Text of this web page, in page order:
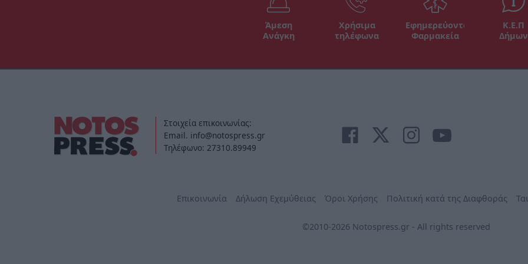
Άμεση
Ανάγκη
Χρήσιμα
τηλέφωνα
Εφημερεύοντα
Φαρμακεία
Κ.Ε.Π
Δήμων
Στοιχεία επικοινωνίας:
Email. info@notospress.gr
Τηλέφωνο: 27310.89949
Επικοινωνία Δήλωση Εχεμύθειας Όροι Χρήσης Πολιτική κατά της Διαφθοράς
©2010-2026 Notospress.gr - All rights reserved